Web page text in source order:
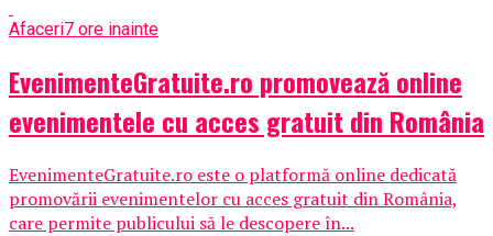
Afaceri7 ore inainte
EvenimenteGratuite.ro promovează online
evenimentele cu acces gratuit din România
EvenimenteGratuite.ro este o platformă online dedicată
promovării evenimentelor cu acces gratuit din România,
care permite publicului să le descopere în...